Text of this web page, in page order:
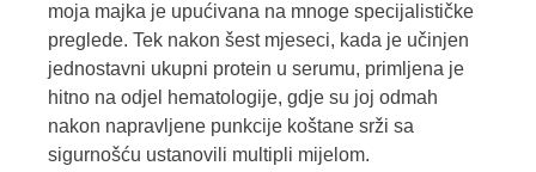
moja majka je upućivana na mnoge specijalističke
preglede. Tek nakon šest mjeseci, kada je učinjen
jednostavni ukupni protein u serumu, primljena je
hitno na odjel hematologije, gdje su joj odmah
nakon napravljene punkcije koštane srži sa
sigurnošću ustanovili multipli mijelom.